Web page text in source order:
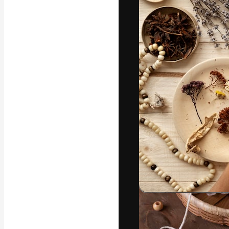
Platforma
najlepszych
Polski
Copyright ©